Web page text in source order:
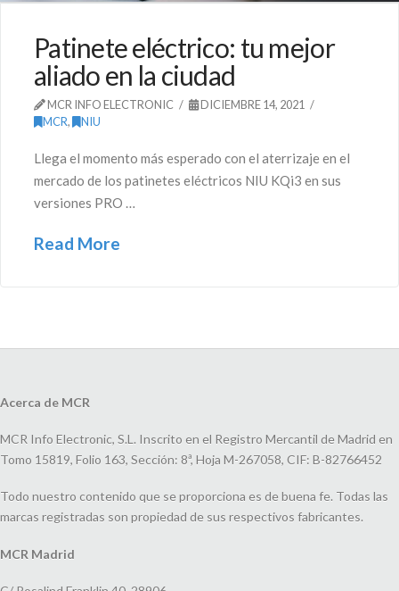
Patinete eléctrico: tu mejor
aliado en la ciudad
MCR INFO ELECTRONIC
DICIEMBRE 14, 2021
MCR, NIU
Llega el momento más esperado con el aterrizaje en el
mercado de los patinetes eléctricos NIU KQi3 en sus
versiones PRO …
Read More
Acerca de MCR
MCR Info Electronic, S.L. Inscrito en el Registro Mercantil de Madrid en
Tomo 15819, Folio 163, Sección: 8ª, Hoja M-267058, CIF: B-82766452
Todo nuestro contenido que se proporciona es de buena fe. Todas las
marcas registradas son propiedad de sus respectivos fabricantes.
MCR Madrid